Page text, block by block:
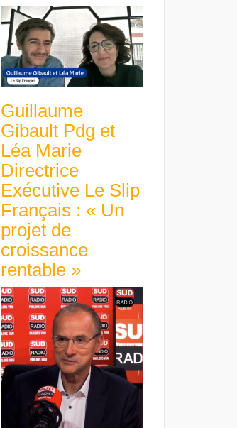
Guillaume
Gibault Pdg et
Léa Marie
Directrice
Exécutive Le Slip
Français : « Un
projet de
croissance
rentable »